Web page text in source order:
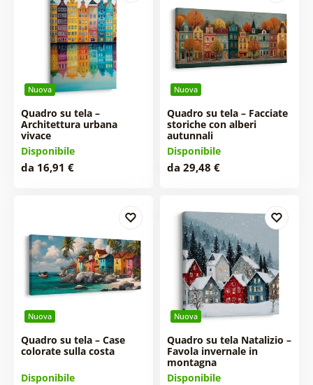
Nuova
Quadro su tela –
Architettura urbana
vivace
Disponibile
da 16,91 €
Nuova
Quadro su tela – Facciate
storiche con alberi
autunnali
Disponibile
da 29,48 €
Nuova
Quadro su tela – Case
colorate sulla costa
Disponibile
Nuova
Quadro su tela Natalizio –
Favola invernale in
montagna
Disponibile